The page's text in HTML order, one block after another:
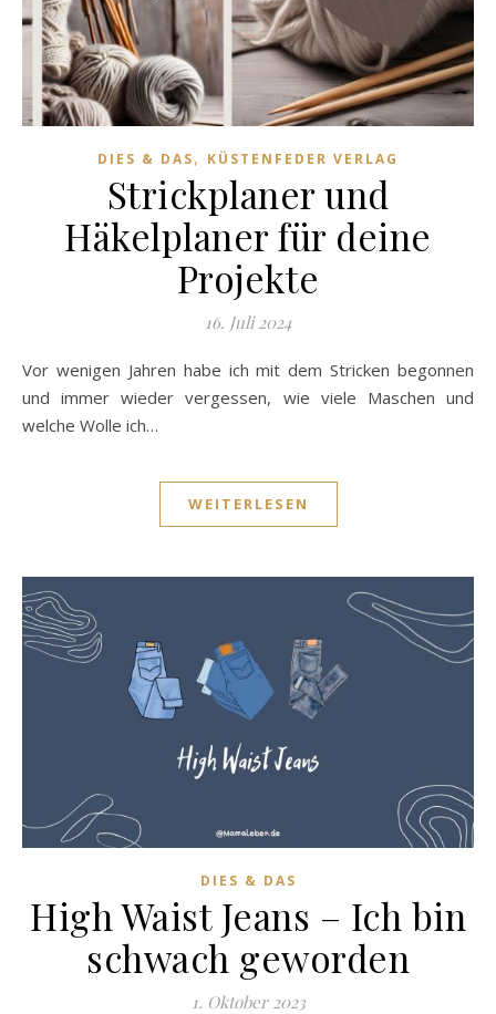
DIES & DAS, KÜSTENFEDER VERLAG
Strickplaner und
Häkelplaner für deine
Projekte
16. Juli 2024
Vor wenigen Jahren habe ich mit dem Stricken begonnen
und immer wieder vergessen, wie viele Maschen und
welche Wolle ich…
WEITERLESEN
DIES & DAS
High Waist Jeans – Ich bin
schwach geworden
1. Oktober 2023